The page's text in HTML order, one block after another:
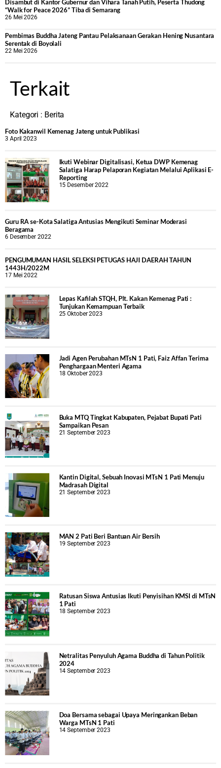
Disambut di Kantor Gubernur dan Vihara Tanah Putih, Peserta Thudong
“Walk for Peace 2026” Tiba di Semarang
26 Mei 2026
‎Pembimas Buddha Jateng Pantau Pelaksanaan Gerakan Hening Nusantara
Serentak di Boyolali
22 Mei 2026
Terkait
Kategori : Berita
Foto Kakanwil Kemenag Jateng untuk Publikasi
3 April 2023
Ikuti Webinar Digitalisasi, Ketua DWP Kemenag
Salatiga Harap Pelaporan Kegiatan Melalui Aplikasi E-
Reporting
15 Desember 2022
Guru RA se-Kota Salatiga Antusias Mengikuti Seminar Moderasi
Beragama
6 Desember 2022
PENGUMUMAN HASIL SELEKSI PETUGAS HAJI DAERAH TAHUN
1443H/2022M
17 Mei 2022
Lepas Kafilah STQH, Plt. Kakan Kemenag Pati :
Tunjukan Kemampuan Terbaik
25 Oktober 2023
Jadi Agen Perubahan MTsN 1 Pati, Faiz Affan Terima
Penghargaan Menteri Agama
18 Oktober 2023
Buka MTQ Tingkat Kabupaten, Pejabat Bupati Pati
Sampaikan Pesan
21 September 2023
Kantin Digital, Sebuah Inovasi MTsN 1 Pati Menuju
Madrasah Digital
21 September 2023
MAN 2 Pati Beri Bantuan Air Bersih
19 September 2023
Ratusan Siswa Antusias Ikuti Penyisihan KMSI di MTsN
1 Pati
18 September 2023
Netralitas Penyuluh Agama Buddha di Tahun Politik
2024
14 September 2023
Doa Bersama sebagai Upaya Meringankan Beban
Warga MTsN 1 Pati
14 September 2023